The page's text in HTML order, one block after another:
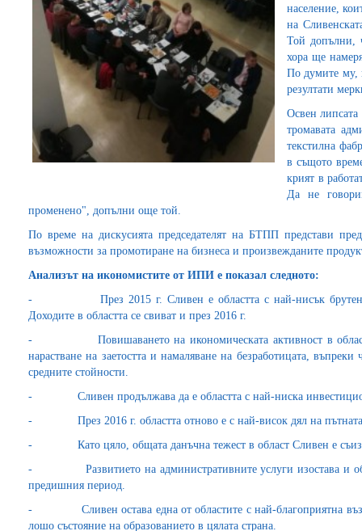
население,
на
Той допълни,
хора ще
По думите му,
резултати
Освен липсата
тромавата
текстилна
в същото
крият в
Да не
променено", допълни още той.
По време на дискусията председателят на БТПП представи
възможности за промотиране на бизнеса и произвежданите
Анализът на икономистите от ИПИ е показал следното:
- През 2015 г. Сливен е областта с най-нисък брутен
Доходите в областта се свиват и през 2016 г.
- Повишаването на икономическата активност в областта
нарастване на заетостта и намаляване на безработицата, въпреки
средните стойности.
- Сливен продължава да е областта с най-ниска
- През 2016 г. областта отново е с най-висок дял на пътната
- Като цяло, общата данъчна тежест в област Сливен е
- Развитието на административните услуги изостава и
предишния период.
- Сливен остава една от областите с най-благоприятна
лошо състояние на образованието в цялата страна.